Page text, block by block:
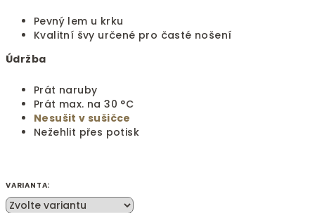
Pevný lem u krku
Kvalitní švy určené pro časté nošení
Údržba
Prát naruby
Prát max. na 30 °C
Nesušit v sušičce
Nežehlit přes potisk
VARIANTA: